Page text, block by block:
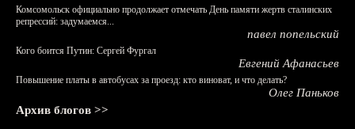
Комсомольск официально продолжает отмечать День памяти жертв сталинских
репрессий: задумаемся...
павел попельский
Кого боится Путин: Сергей Фургал
Евгений Афанасьев
Повышение платы в автобусах за проезд: кто виноват, и что делать?
Олег Паньков
Архив блогов >>